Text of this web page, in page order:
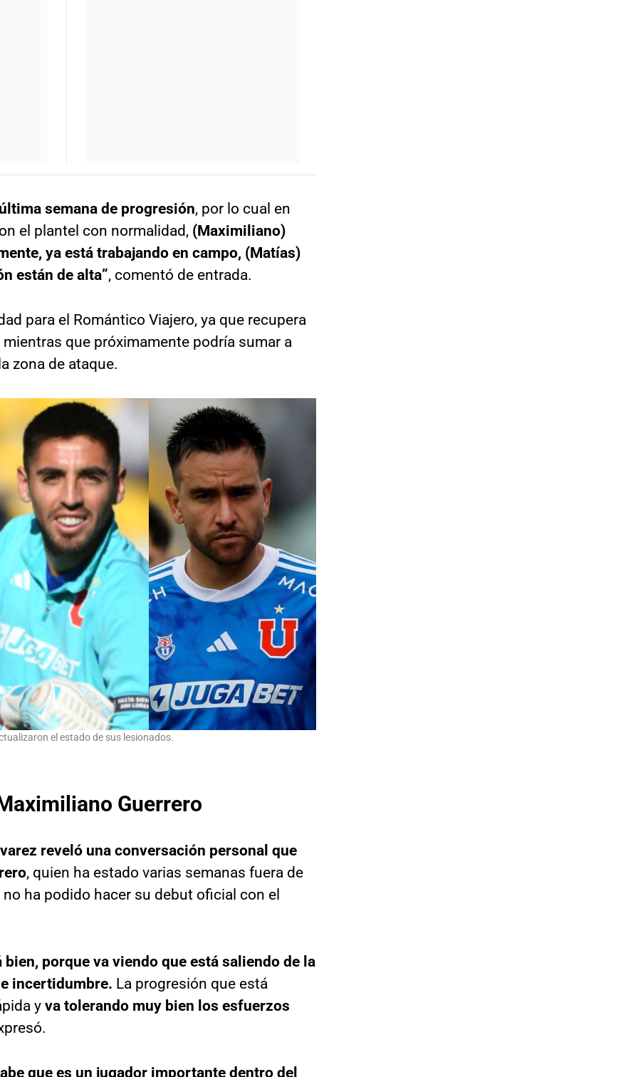
semana de progresión, por lo cual en
el plantel con normalidad, (Maximiliano)
ya está trabajando en campo, (Matías)
están de alta”, comentó de entrada.
para el Romántico Viajero, ya que recupera
que próximamente podría sumar a
zona de ataque.
el estado de sus lesionados.
Guerrero
reveló una conversación personal que
, quien ha estado varias semanas fuera de
ha podido hacer su debut oficial con el
porque va viendo que está saliendo de la
incertidumbre. La progresión que está
y va tolerando muy bien los esfuerzos
que es un jugador importante dentro del